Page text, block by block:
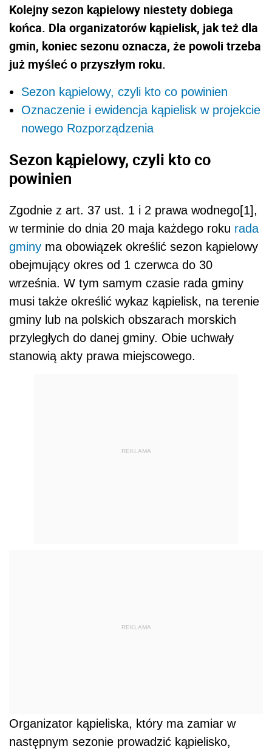
Kolejny sezon kąpielowy niestety dobiega
końca. Dla organizatorów kąpielisk, jak też dla
gmin, koniec sezonu oznacza, że powoli trzeba
już myśleć o przyszłym roku.
Sezon kąpielowy, czyli kto co powinien
Oznaczenie i ewidencja kąpielisk w projekcie
nowego Rozporządzenia
Sezon kąpielowy, czyli kto co
powinien
Zgodnie z art. 37 ust. 1 i 2 prawa wodnego[1],
w terminie do dnia 20 maja każdego roku rada
gminy ma obowiązek określić sezon kąpielowy
obejmujący okres od 1 czerwca do 30
września. W tym samym czasie rada gminy
musi także określić wykaz kąpielisk, na terenie
gminy lub na polskich obszarach morskich
przyległych do danej gminy. Obie uchwały
stanowią akty prawa miejscowego.
REKLAMA
REKLAMA
Organizator kąpieliska, który ma zamiar w
następnym sezonie prowadzić kąpielisko,